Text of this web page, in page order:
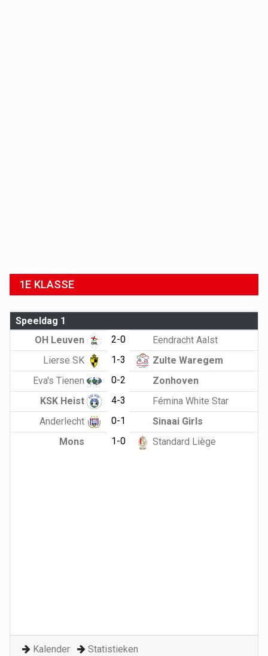
1E KLASSE
Speeldag 1
OH Leuven
2-0
Eendracht Aalst
Lierse SK
1-3
Zulte Waregem
Eva's Tienen
0-2
Zonhoven
KSK Heist
4-3
Fémina White Star
Anderlecht
0-1
Sinaai Girls
Mons
1-0 Standard Liège
Kalender Statistieken